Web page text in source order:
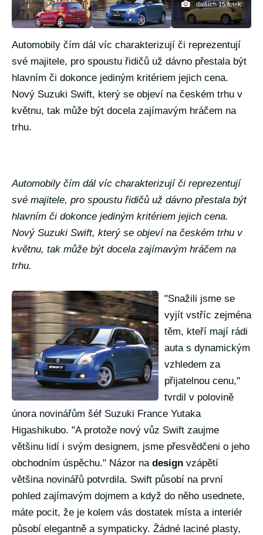
dalších 15 fotek
Automobily čím dál víc charakterizují či reprezentují
své majitele, pro spoustu řidičů už dávno přestala být
hlavním či dokonce jediným kritériem jejich cena.
Nový Suzuki Swift, který se objeví na českém trhu v
květnu, tak může být docela zajímavým hráčem na
trhu.
Automobily čím dál víc charakterizují či reprezentují
své majitele, pro spoustu řidičů už dávno přestala být
hlavním či dokonce jediným kritériem jejich cena.
Nový Suzuki Swift, který se objeví na českém trhu v
květnu, tak může být docela zajímavým hráčem na
trhu.
"Snažili jsme se
vyjít vstříc zejména
těm, kteří mají rádi
auta s dynamickým
vzhledem za
přijatelnou cenu,"
tvrdil v polovině
února novinářům šéf Suzuki France Yutaka
Higashikubo. "A protože nový vůz Swift zaujme
většinu lidí i svým designem, jsme přesvědčeni o jeho
obchodním úspěchu." Názor na design vzápětí
většina novinářů potvrdila. Swift působí na první
pohled zajímavým dojmem a když do něho usednete,
máte pocit, že je kolem vás dostatek místa a interiér
působí elegantně a sympaticky. Žádné laciné plasty,